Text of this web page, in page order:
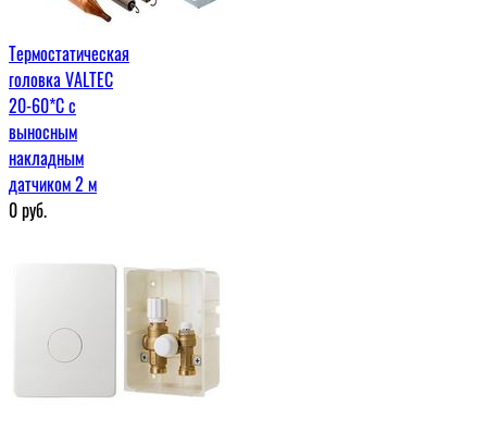
Термостатическая
головка VALTEC
20-60*C с
выносным
накладным
датчиком 2 м
0руб.